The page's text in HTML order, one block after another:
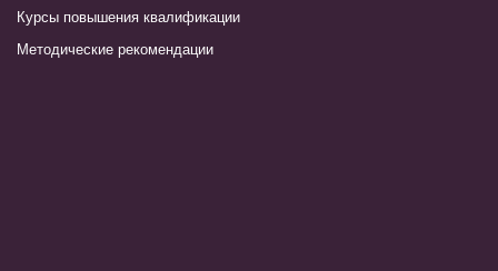
Курсы повышения квалификации
Методические рекомендации